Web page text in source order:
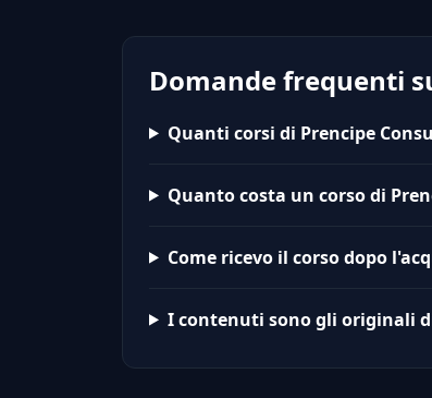
Domande frequenti
Quanti corsi di Prencipe
Quanto costa un corso di
Come ricevo il corso dopo
I contenuti sono gli originali